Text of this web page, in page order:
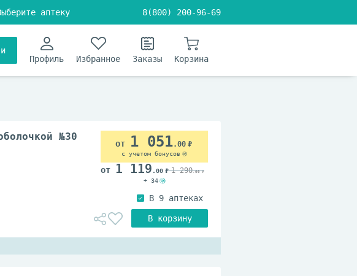
8(800) 200-96-69
Профиль
Избранное Заказы Корзина
№30 1 051.00
с учетом бонусов
1 119 .00 1 290.00
+ 34